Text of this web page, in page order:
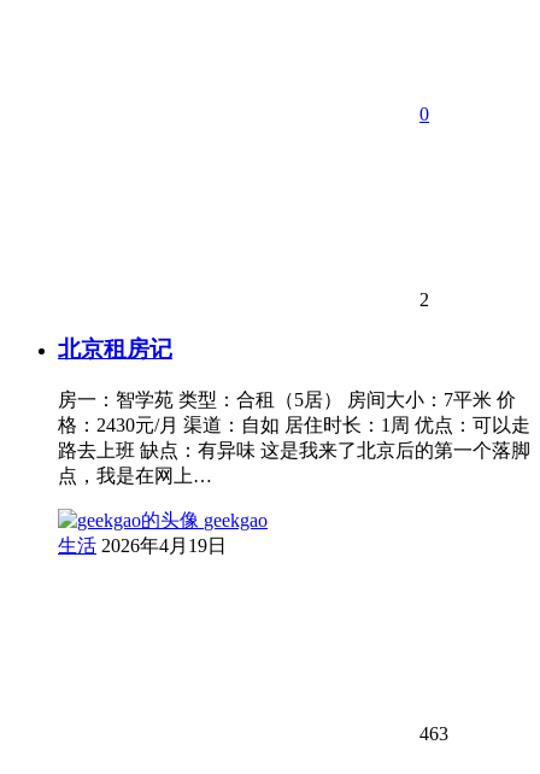
0
2
北京租房记
房一：智学苑 类型：合租（5居） 房间大小：7平米 价
格：2430元/月 渠道：自如 居住时长：1周 优点：可以走
路去上班 缺点：有异味 这是我来了北京后的第一个落脚
点，我是在网上…
geekgao
生活 2026年4月19日
463